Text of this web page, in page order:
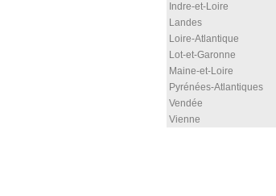
Indre-et-Loire
Landes
Loire-Atlantique
Lot-et-Garonne
Maine-et-Loire
Pyrénées-Atlantiques
Vendée
Vienne